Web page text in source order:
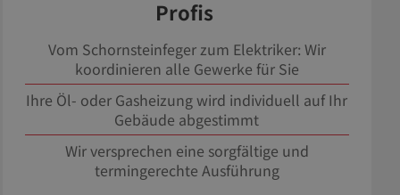
Profis
Vom Schornsteinfeger zum Elektriker: Wir
koordinieren alle Gewerke für Sie
Ihre Öl- oder Gasheizung wird individuell auf Ihr
Gebäude abgestimmt
Wir versprechen eine sorgfältige und
termingerechte Ausführung